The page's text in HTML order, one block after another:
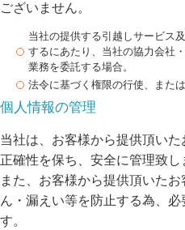
ございません。
当社の提供する引越しサービス
するにあたり、当社の協力会社
業務を委託する場合。
法令に基づく権限の行使、また
個人情報の管理
当社は、お客様から提供頂い
正確性を保ち、安全に管理致し
また、お客様から提供頂いた
ん・漏えい等を防止する為、
す。